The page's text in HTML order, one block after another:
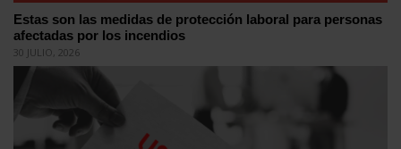
Estas son las medidas de protección laboral para personas
afectadas por los incendios
30 JULIO, 2026